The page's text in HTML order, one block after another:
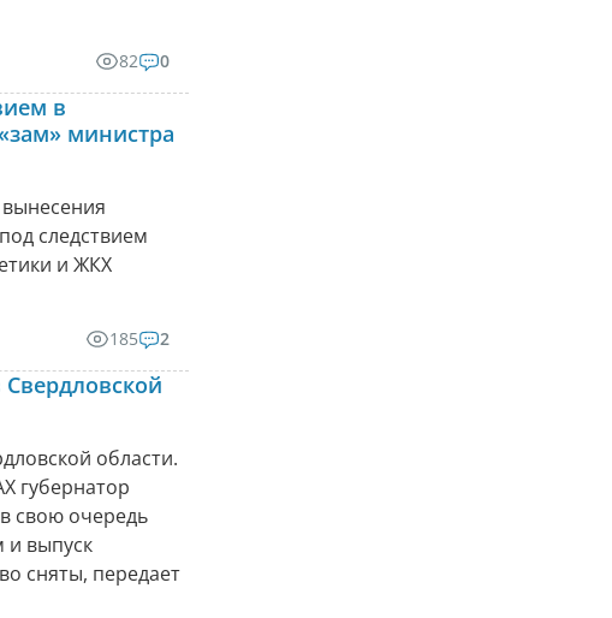
82 0
в
министра
следствием
и ЖКХ
185 2
области.
губернатор
свою очередь
и выпуск
сняты, передает